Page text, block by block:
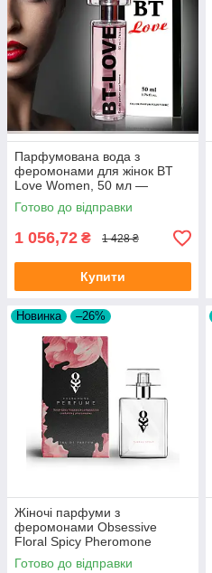
Парфумована вода з
феромонами для жінок BT
Love Women, 50 мл —
чувственность в каждом
вдохе
Готово до відправки
1 056,72 ₴ 1 428 ₴
Купити
Новинка –26%
Жіночі парфуми з
феромонами Obsessive
Floral Spicy Pheromone
Parfume, 30 мл
Готово до відправки